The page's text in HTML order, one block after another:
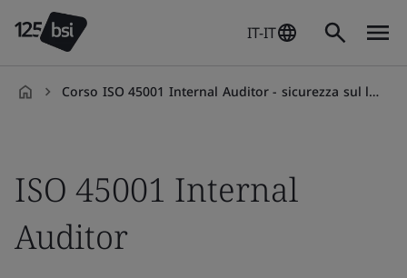
IT-IT
Corso ISO 45001 Internal Auditor - sicurezza sul lavoro
ISO 45001 Internal
Auditor